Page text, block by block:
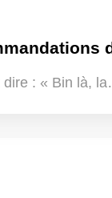
dire : « Bin là,